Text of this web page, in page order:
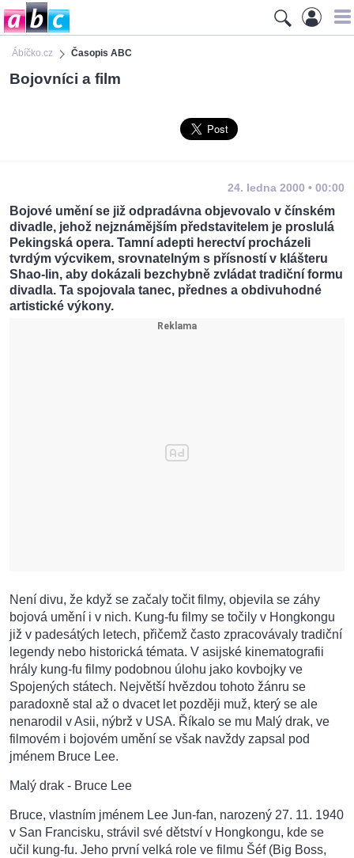
Ábíčko.cz Časopis ABC
Bojovníci a film
24. ledna 2000 • 00:00
Bojové umění se již odpradávna objevovalo v čínském
divadle, jehož nejznámějším představitelem je proslulá
Pekingská opera. Tamní adepti herectví procházeli
tvrdým výcvikem, srovnatelným s přísností v klášteru
Shao-lin, aby dokázali bezchybně zvládat tradiční formu
divadla. Ta spojovala tanec, přednes a obdivuhodné
artistické výkony.
Není divu, že když se začaly točit filmy, objevila se záhy
bojová umění i v nich. Kung-fu filmy se točily v Hongkongu
již v padesátých letech, přičemž často zpracovávaly tradiční
legendy nebo historická témata. V asijské kinematografii
hrály kung-fu filmy podobnou úlohu jako kovbojky ve
Spojených státech. Největší hvězdou tohoto žánru se
paradoxně stal až o dvacet let později muž, který se ale
nenarodil v Asii, nýbrž v USA. Říkalo se mu Malý drak, ve
filmovém i bojovém umění se však navždy zapsal pod
jménem Bruce Lee.
Malý drak - Bruce Lee
Bruce, vlastním jménem Lee Jun-fan, narozený 27. 11. 1940
v San Francisku, strávil své dětství v Hongkongu, kde se
učil kung-fu. Jeho první velká role ve filmu Šéf (Big Boss,